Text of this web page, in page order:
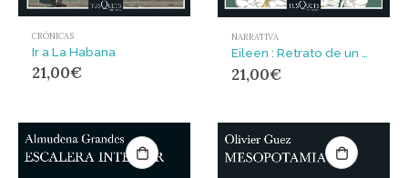
CRÓNICAS
Ir a La Habana
21,00€
NARRATIVA
21,00€